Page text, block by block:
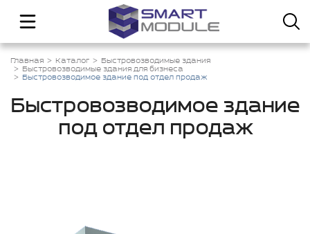
Главная Каталог
Быстровозводимые здания
Быстровозводимые здания для бизнеса
Быстровозводимое здание под отдел продаж
Быстровозводимое здание
под отдел продаж